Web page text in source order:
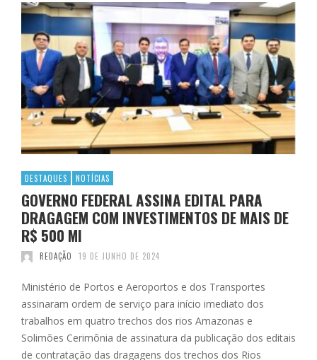
DESTAQUES NOTÍCIAS
GOVERNO FEDERAL ASSINA EDITAL PARA
DRAGAGEM COM INVESTIMENTOS DE MAIS DE
R$ 500 MI
REDAÇÃO 19 DE JUNHO DE 2024
Ministério de Portos e Aeroportos e dos Transportes
assinaram ordem de serviço para início imediato dos
trabalhos em quatro trechos dos rios Amazonas e
Solimões Cerimônia de assinatura da publicação dos editais
de contratação das dragagens dos trechos dos Rios